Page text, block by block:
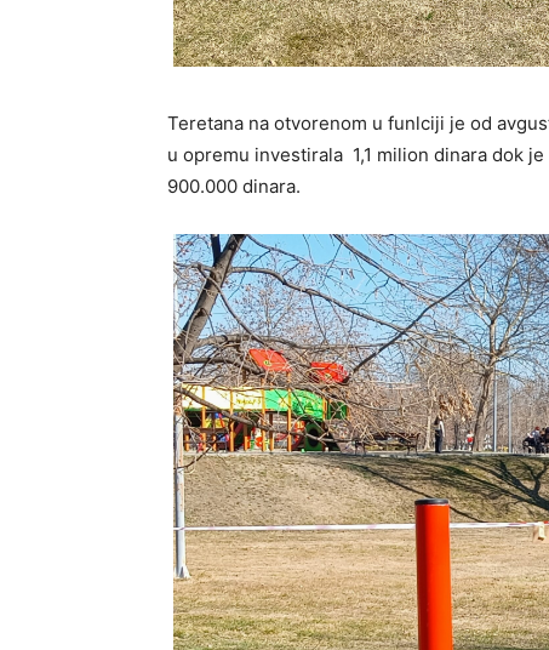
Teretana na otvorenom u funlciji je od
u opremu investirala 1,1 milion dinara dok
900.000 dinara.